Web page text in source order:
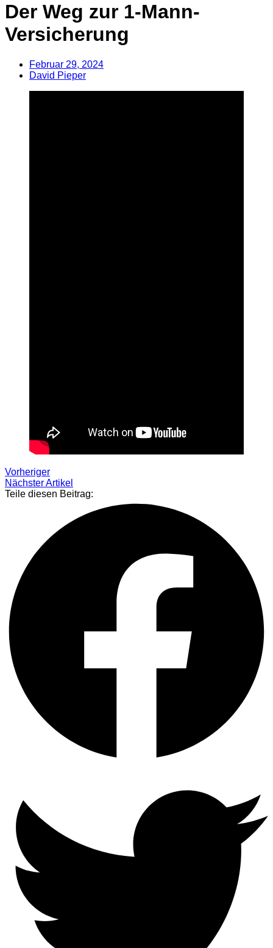
Der Weg zur 1-Mann-
Versicherung
Februar 29, 2024
David Pieper
Vorheriger
Nächster Artikel
Teile diesen Beitrag: